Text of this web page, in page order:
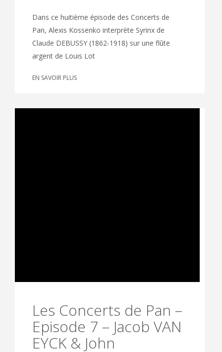
Dans ce huitième épisode des Concerts de
Pan, Alexis Kossenko interprète Syrinx de
Claude DEBUSSY (1862-1918) sur une flûte
argent de Louis Lot
EN SAVOIR PLUS
Les Concerts de Pan –
Episode 7 – Jacob VAN
EYCK & John